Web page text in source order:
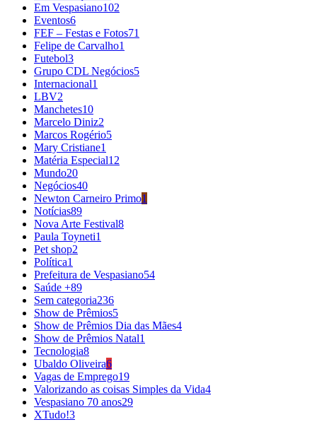
Em Vespasiano102
Eventos6
FEF – Festas e Fotos71
Felipe de Carvalho1
Futebol3
Grupo CDL Negócios5
Internacional1
LBV2
Manchetes10
Marcelo Diniz2
Marcos Rogério5
Mary Cristiane1
Matéria Especial12
Mundo20
Negócios40
Newton Carneiro Primo1
Notícias89
Nova Arte Festival8
Paula Toyneti1
Pet shop2
Política1
Prefeitura de Vespasiano54
Saúde +89
Sem categoria236
Show de Prêmios5
Show de Prêmios Dia das Mães4
Show de Prêmios Natal1
Tecnologia8
Ubaldo Oliveira6
Vagas de Emprego19
Valorizando as coisas Simples da Vida4
Vespasiano 70 anos29
XTudo!3